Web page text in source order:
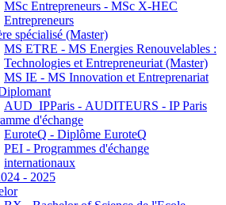
MSc Entrepreneurs - MSc X-HEC
Entrepreneurs
spécialisé (Master)
MS ETRE - MS Energies Renouvelables :
Technologies et Entrepreneuriat (Master)
MS IE - MS Innovation et Entreprenariat
AUD_IPParis - AUDITEURS - IP Paris
d'échange
EuroteQ - Diplôme EuroteQ
PEI - Programmes d'échange
internationaux
- 2025